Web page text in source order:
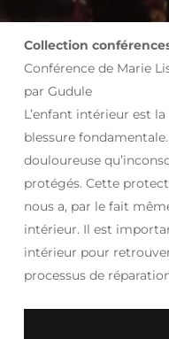
Collection
Conférence de Marie
par Gudule
L’enfant intérieur est
blessure
douloureuse
protégés. Cette
nous a, par le fait
intérieur. Il est
intérieur pour
processus de